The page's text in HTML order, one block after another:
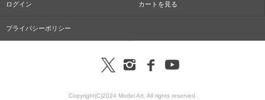
ログイン カートを見る
プライバシーポリシー
Copyright(C)2024 Model Art. All rights reserved.